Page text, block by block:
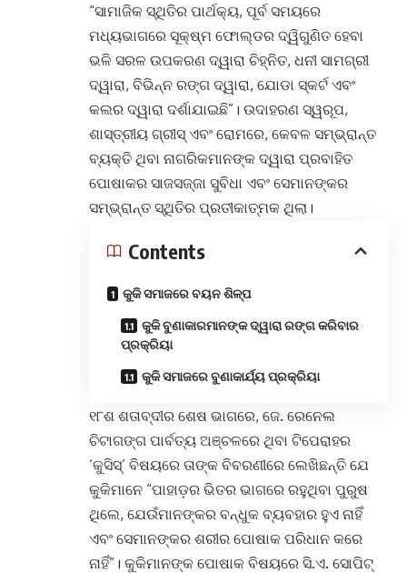
“ସାମାଜିକ ସ୍ଥିତିର ପାର୍ଥକ୍ୟ, ପୂର୍ବ ସମୟରେ
ମଧ୍ୟଭାଗରେ ସୂକ୍ଷ୍ମ ଫୋଲ୍ଡର ଦ୍ୱିଗୁଣିତ ହେବା
ଭଳି ସରଳ ଉପକରଣ ଦ୍ୱାରା ଚିହ୍ନିତ, ଧନୀ ସାମଗ୍ରୀ
ଦ୍ୱାରା, ବିଭିନ୍ନ ରଙ୍ଗ ଦ୍ୱାରା, ଯୋଡା ସ୍କର୍ଟ ଏବଂ
କଲର ଦ୍ୱାରା ଦର୍ଶାଯାଇଛି”। ଉଦାହରଣ ସ୍ୱରୂପ,
ଶାସ୍ତ୍ରୀୟ ଗ୍ରୀସ୍ ଏବଂ ରୋମରେ, କେବଳ ସମ୍ଭ୍ରାନ୍ତ
ବ୍ୟକ୍ତି ଥିବା ନାଗରିକମାନଙ୍କ ଦ୍ୱାରା ପ୍ରବାହିତ
ପୋଷାକର ସାଜସଜ୍ଜା ସୁବିଧା ଏବଂ ସେମାନଙ୍କର
ସମ୍ଭ୍ରାନ୍ତ ସ୍ଥିତିର ପ୍ରତୀକାତ୍ମକ ଥିଲା।
Contents
କୁକି ସମାଜରେ ବୟନ ଶିଳ୍ପ
କୁକି ବୁଣାକାରମାନଙ୍କ ଦ୍ୱାରା ରଙ୍ଗ କରିବାର
ପ୍ରକ୍ରିୟା
କୁକି ସମାଜରେ ବୁଣାକାର୍ଯ୍ୟ ପ୍ରକ୍ରିୟା
୧୮ଶ ଶତାବ୍ଦୀର ଶେଷ ଭାଗରେ, ଜେ. ରେନେଲ
ଚିଟାଗଙ୍ଗ ପାର୍ବତ୍ୟ ଅଞ୍ଚଳରେ ଥିବା ଟିପେରାହର
‘କୁସିସ୍’ ବିଷୟରେ ତାଙ୍କ ବିବରଣୀରେ ଲେଖିଛନ୍ତି ଯେ
କୁକିମାନେ “ପାହାଡ଼ର ଭିତର ଭାଗରେ ରହୁଥିବା ପୁରୁଷ
ଥିଲେ, ଯେଉଁମାନଙ୍କର ବନ୍ଧୁକ ବ୍ୟବହାର ହୁଏ ନାହିଁ
ଏବଂ ସେମାନଙ୍କର ଶରୀର ପୋଷାକ ପରିଧାନ କରେ
ନାହିଁ”। କୁକିମାନଙ୍କ ପୋଷାକ ବିଷୟରେ ସି.ଏ. ସୋପିଟ୍